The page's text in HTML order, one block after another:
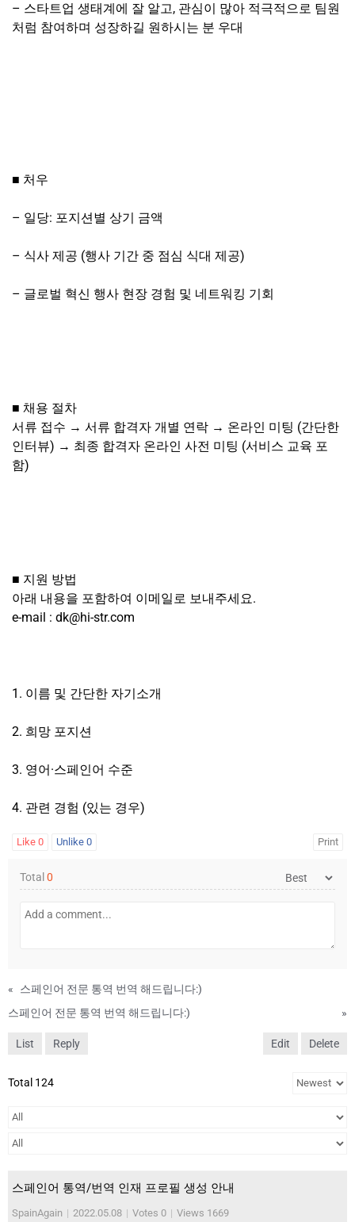
– 스타트업 생태계에 잘 알고, 관심이 많아 적극적으로 팀원
처럼 참여하며 성장하길 원하시는 분 우대
■ 처우
– 일당: 포지션별 상기 금액
– 식사 제공 (행사 기간 중 점심 식대 제공)
– 글로벌 혁신 행사 현장 경험 및 네트워킹 기회
■ 채용 절차
서류 접수 → 서류 합격자 개별 연락 → 온라인 미팅 (간단한
인터뷰) → 최종 합격자 온라인 사전 미팅 (서비스 교육 포
함)
■ 지원 방법
아래 내용을 포함하여 이메일로 보내주세요.
e-mail : dk@hi-str.com
1. 이름 및 간단한 자기소개
2. 희망 포지션
3. 영어·스페인어 수준
4. 관련 경험 (있는 경우)
Like 0 Unlike 0 Print
Total0
«
스페인어 전문 통역 번역 해드립니다:)
스페인어 전문 통역 번역 해드립니다:)
»
List Reply Edit Delete
Total 124
스페인어 통역/번역 인재 프로필 생성 안내
SpainAgain | 2022.05.08 | Votes 0 | Views 1669